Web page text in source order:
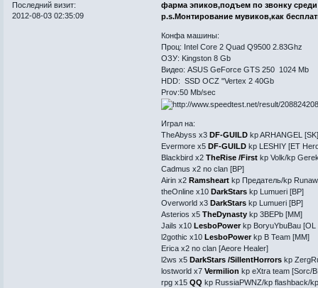
Последний визит:
2012-08-03 02:35:09
фарма эпиков,подъем по звонку
p.s.Монтирование мувиков,как
Конфа машины:
Проц: Intel Core 2 Quad Q9500 2.83Ghz
ОЗУ: Kingston 8 Gb
Видео: ASUS GeForce GTS 250 1024 Mb
HDD: SSD OCZ "Vertex 2 40Gb
Prov:50 Mb/sec
Играл на:
TheAbyss x3 DF-GUILD kp ARHANGEL
Evermore x5 DF-GUILD kp LESHIY [ET
Blackbird x2TheRise /First kp Volk/kp
Cadmus x2 no clan [BP]
Airin x2 Ramsheart kp Предатель/kp
theOnline x10 DarkStars kp Lumueri [BP]
Overworld x3 DarkStars kp Lumueri [BP]
Asterios x5TheDynasty kp 3BEPb [MM]
Jails x10 LesboPowerkp BoryuYbuBau [OL
l2gothic x10 LesboPowerkp B Team [MM]
Erica x2 no clan [Aeore Healer]
l2ws x5 DarkStars /SillentHorrors kp
lostworld x7Vermilion kp eXtra team [Sorc/
rpg x15QQ kp RussiaPWNZ/kp flashback/